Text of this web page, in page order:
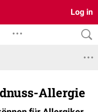
Log in
Allergie